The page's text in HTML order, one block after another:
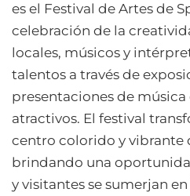
es el Festival de Artes de
celebración de la
locales, músicos y
talentos a través de
presentaciones de música
atractivos. El festival
centro colorido y vibrante
brindando una
y visitantes se sumerjan